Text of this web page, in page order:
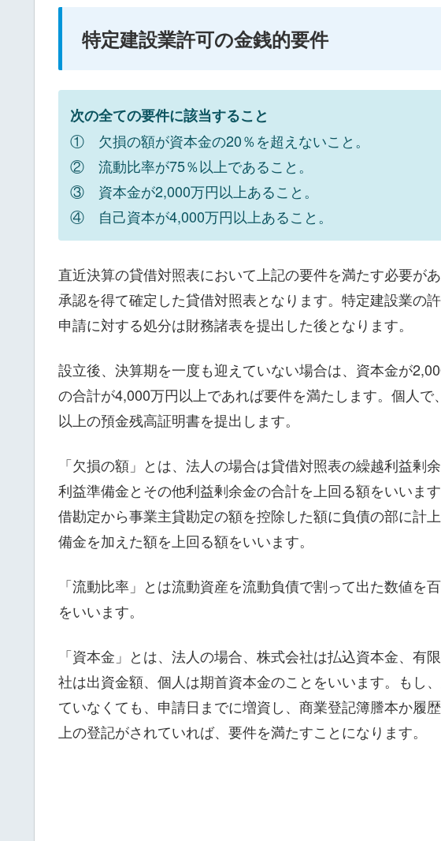
特定建設業許可の金銭的要件
次の全ての要件に該当すること
① 欠損の額が資本金の20％を超えないこと。
② 流動比率が75％以上であること。
③ 資本金が2,000万円以上あること。
④ 自己資本が4,000万円以上あること。
直近決算の貸借対照表において上記の要件を満たす必要が
承認を得て確定した貸借対照表となります。特定建設業の
申請に対する処分は財務諸表を提出した後となります。
設立後、決算期を一度も迎えていない場合は、資本金が
の合計が4,000万円以上であれば要件を満たします。個人
以上の預金残高証明書を提出します。
「欠損の額」とは、法人の場合は貸借対照表の繰越利益剰
利益準備金とその他利益剰余金の合計を上回る額をいいま
借勘定から事業主貸勘定の額を控除した額に負債の部に計
備金を加えた額を上回る額をいいます。
「流動比率」とは流動資産を流動負債で割って出た数値を
をいいます。
「資本金」とは、法人の場合、株式会社は払込資本金、有
社は出資金額、個人は期首資本金のことをいいます。もし
ていなくても、申請日までに増資し、商業登記簿謄本か履
上の登記がされていれば、要件を満たすことになります。